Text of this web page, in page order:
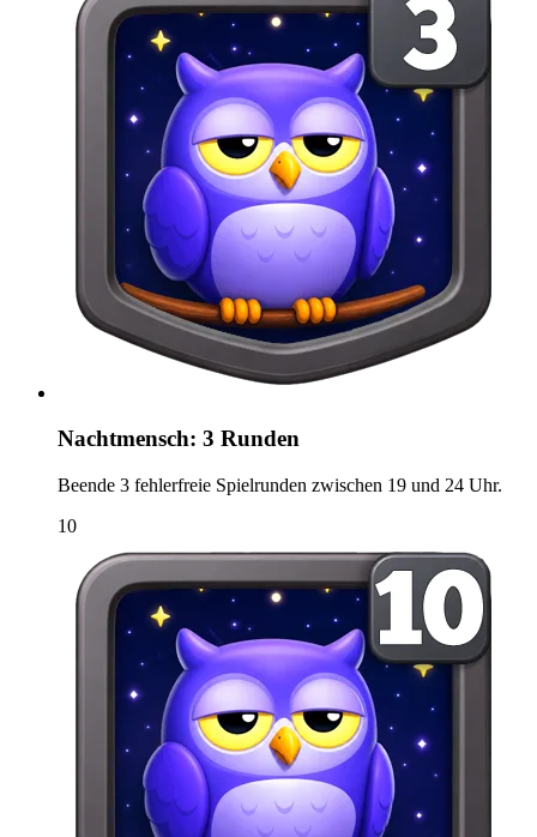
Nachtmensch: 3 Runden
Beende 3 fehlerfreie Spielrunden zwischen 19 und 24 Uhr.
10